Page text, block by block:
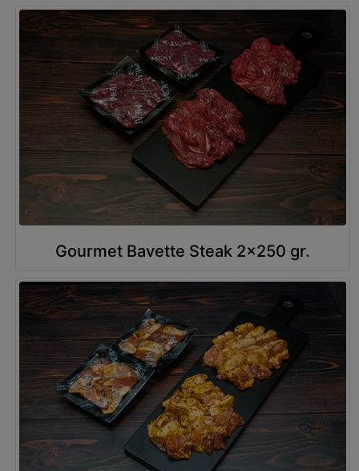
Gourmet Bavette Steak 2x250 gr.